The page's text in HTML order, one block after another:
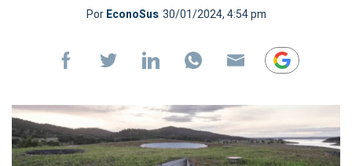
PorEconoSus 30/01/2024, 4:54 pm